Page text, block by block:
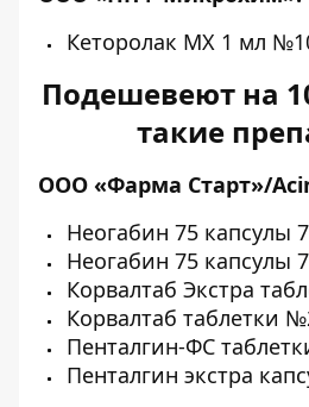
Кеторолак МХ 1 мл
Подешевеют на
такие
ООО «Фарма Старт»/
Неогабин 75 капсулы
Неогабин 75 капсулы
Корвалтаб Экстра
Корвалтаб таблетки
Пенталгин-ФС
Пенталгин экстра